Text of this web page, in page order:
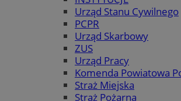
Urząd Stanu Cywilnego
PCPR
Urząd Skarbowy
ZUS
Urząd Pracy
Komenda Powiatowa
Straż Miejska
Straż Pożarna